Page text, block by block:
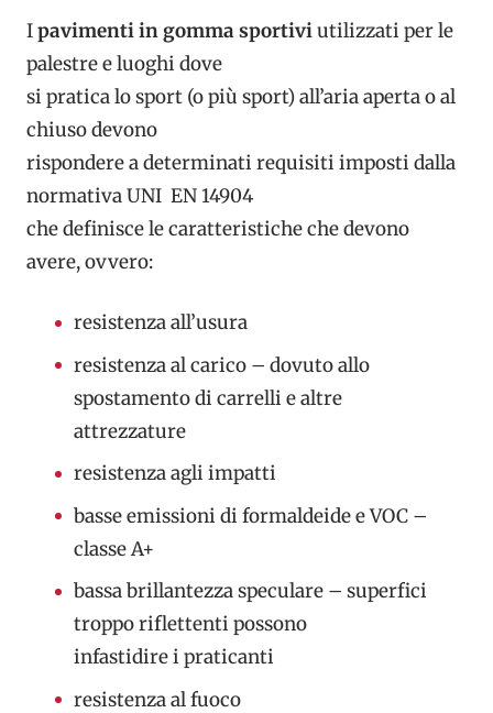
Ipavimenti in gomma sportiviutilizzati per le
palestre e luoghi dove
si pratica lo sport (o più sport) all’aria aperta o al
chiuso devono
rispondere a determinati requisiti imposti dalla
normativa UNI EN 14904
che definisce le caratteristiche che devono
avere, ovvero:
resistenza all’usura
resistenza al carico – dovuto allo
spostamento di carrelli e altre
attrezzature
resistenza agli impatti
basse emissioni di formaldeide e VOC –
classe A+
bassa brillantezza speculare – superfici
troppo riflettenti possono
infastidire i praticanti
resistenza al fuoco